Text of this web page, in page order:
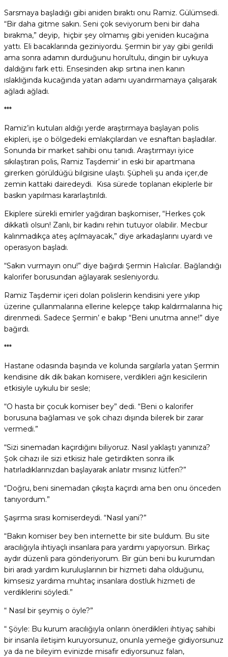
Sarsmaya başladığı gibi aniden bıraktı onu Ramiz. Gülümsedi.
“Bir daha gitme sakın. Seni çok seviyorum beni bir daha
bırakma,” deyip, hiçbir şey olmamış gibi yeniden kucağına
yattı. Eli bacaklarında geziniyordu. Şermin bir yay gibi gerildi
ama sonra adamın durduğunu horultulu, dingin bir uykuya
daldığını fark etti. Ensesinden akıp sırtına inen kanın
ıslaklığında kucağında yatan adamı uyandırmamaya çalışarak
ağladı ağladı.
***
Ramiz’in kutuları aldığı yerde araştırmaya başlayan polis
ekipleri, işe o bölgedeki emlakçılardan ve esnaftan başladılar.
Sonunda bir market sahibi onu tanıdı. Araştırmayı iyice
sıkılaştıran polis, Ramiz Taşdemir’ in eski bir apartmana
girerken görüldüğü bilgisine ulaştı. Şüpheli şu anda içer,de
zemin kattaki dairedeydi. Kısa sürede toplanan ekiplerle bir
baskın yapılması kararlaştırıldı.
Ekiplere sürekli emirler yağdıran başkomiser, “Herkes çok
dikkatli olsun! Zanlı, bir kadını rehin tutuyor olabilir. Mecbur
kalınmadıkça ateş açılmayacak,” diye arkadaşlarını uyardı ve
operasyon başladı.
“Sakın vurmayın onu!” diye bağırdı Şermin Halıcılar. Bağlandığı
kalorifer borusundan ağlayarak sesleniyordu.
Ramiz Taşdemir içeri dolan polislerin kendisini yere yıkıp
üzerine çullanmalarına ellerine kelepçe takıp kaldırmalarına hiç
direnmedi. Sadece Şermin’ e bakıp “Beni unutma anne!” diye
bağırdı.
***
Hastane odasında başında ve kolunda sargılarla yatan Şermin
kendisine dik dik bakan komisere, verdikleri ağrı kesicilerin
etkisiyle uykulu bir sesle;
“O hasta bir çocuk komiser bey” dedi. “Beni o kalorifer
borusuna bağlaması ve şok cihazı dışında bilerek bir zarar
vermedi.”
“Sizi sinemadan kaçırdığını biliyoruz. Nasıl yaklaştı yanınıza?
Şok cihazı ile sizi etkisiz hale getirdikten sonra ilk
hatırladıklarınızdan başlayarak anlatır mısınız lütfen?”
“Doğru, beni sinemadan çıkışta kaçırdı ama ben onu önceden
tanıyordum.”
Şaşırma sırası komiserdeydi. “Nasıl yani?”
“Bakın komiser bey ben internette bir site buldum. Bu site
aracılığıyla ihtiyaçlı insanlara para yardımı yapıyorsun. Birkaç
aydır düzenli para gönderiyorum. Bir gün beni bu kurumdan
biri aradı yardım kuruluşlarının bir hizmeti daha olduğunu,
kimsesiz yardıma muhtaç insanlara dostluk hizmeti de
verdiklerini söyledi.”
“ Nasıl bir şeymiş o öyle?”
“ Şöyle: Bu kurum aracılığıyla onların önerdikleri ihtiyaç sahibi
bir insanla iletişim kuruyorsunuz, onunla yemeğe gidiyorsunuz
ya da ne bileyim evinizde misafir ediyorsunuz falan,